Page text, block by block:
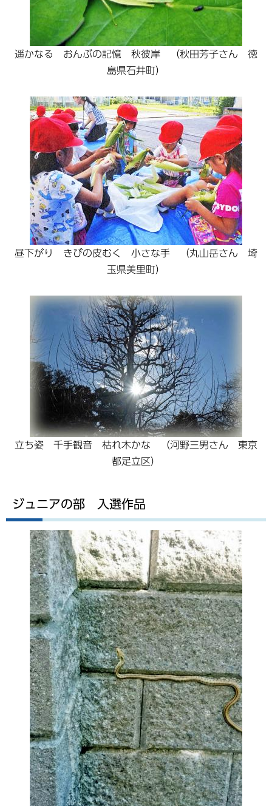
遥かなる おんぶの記憶 秋彼岸 （秋田芳子さん 徳
島県石井町）
昼下がり きびの皮むく 小さな手 （丸山岳さん 埼
玉県美里町）
立ち姿 千手観音 枯れ木かな （河野三男さん 東京
都足立区）
ジュニアの部 入選作品